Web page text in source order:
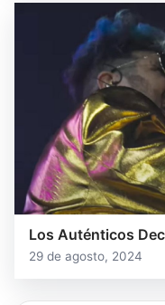
Los Auténticos
29 de agosto, 2024